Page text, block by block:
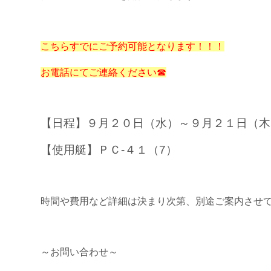
こちらすでにご予約可能となります！！！
お電話にてご連絡ください☎
【日程】９月２０日（水）～９月２１日（木
【使用艇】ＰＣ-４１（7）
時間や費用など詳細は決まり次第、別途ご案内させ
～お問い合わせ～